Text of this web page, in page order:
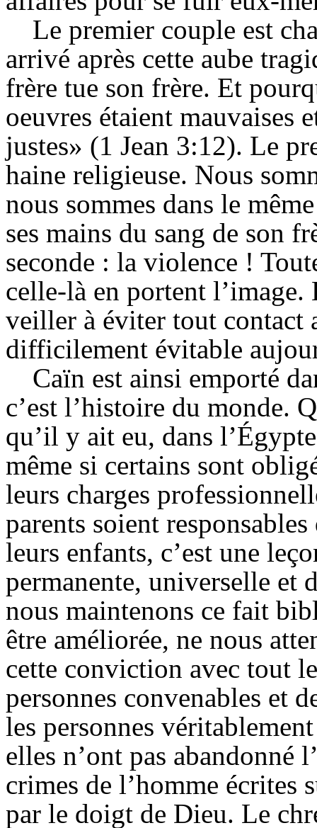
Le premier couple est
arrivé après cette aube
frère tue son frère. Et
oeuvres étaient mauvaises
justes» (1 Jean 3:12). Le
haine religieuse. Nous
nous sommes dans le
ses mains du sang de son
seconde : la violence !
celle-là en portent l’image.
veiller à éviter tout contact
difficilement évitable
Caïn est ainsi emporté
c’est l’histoire du monde.
qu’il y ait eu, dans
même si certains sont
leurs charges
parents soient
leurs enfants, c’est une
permanente, universelle et
nous maintenons ce fait
être améliorée, ne nous
cette conviction avec tout
personnes convenables et
les personnes
elles n’ont pas abandonné
crimes de l’homme écrites
par le doigt de Dieu. Le